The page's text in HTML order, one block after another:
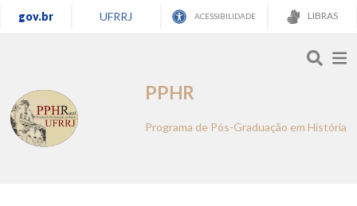
gov.br UFRRJ ACESSIBILIDADE LIBRAS
PPHR
Programa de Pós-Graduação em História